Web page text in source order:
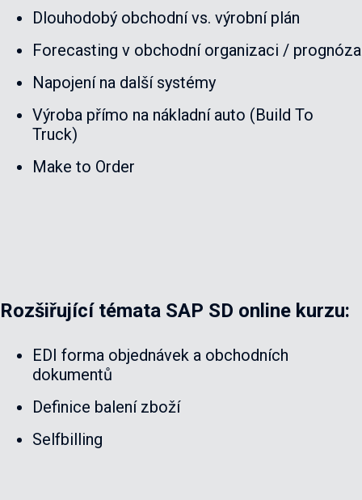
Dlouhodobý obchodní vs. výrobní plán
Forecasting v obchodní organizaci / prognóza
Napojení na další systémy
Výroba přímo na nákladní auto (Build To
Truck)
Make to Order
Rozšiřující témata SAP SD online kurzu:
EDI forma objednávek a obchodních
dokumentů
Definice balení zboží
Selfbilling